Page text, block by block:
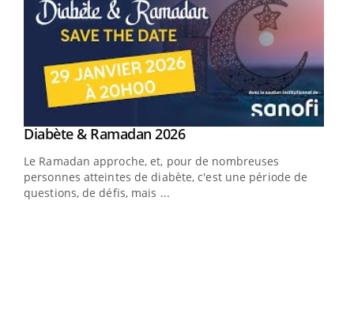
Youtube
Diabète & Ramadan 2026Youtube
Le Ramadan approche, et, pour de nombreuses
personnes atteintes de diabète, c'est une période de
questions, de défis, mais ...